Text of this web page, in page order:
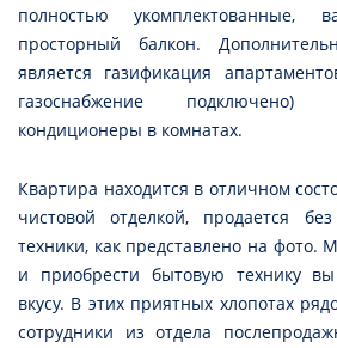
полностью
просторный балкон.
является газификация
газоснабжение подключено)
кондиционеры в комнатах.
Квартира находится в отличном
чистовой отделкой, продается
техники, как представлено на фото.
и приобрести бытовую технику
вкусу. В этих приятных хлопотах
сотрудники из отдела